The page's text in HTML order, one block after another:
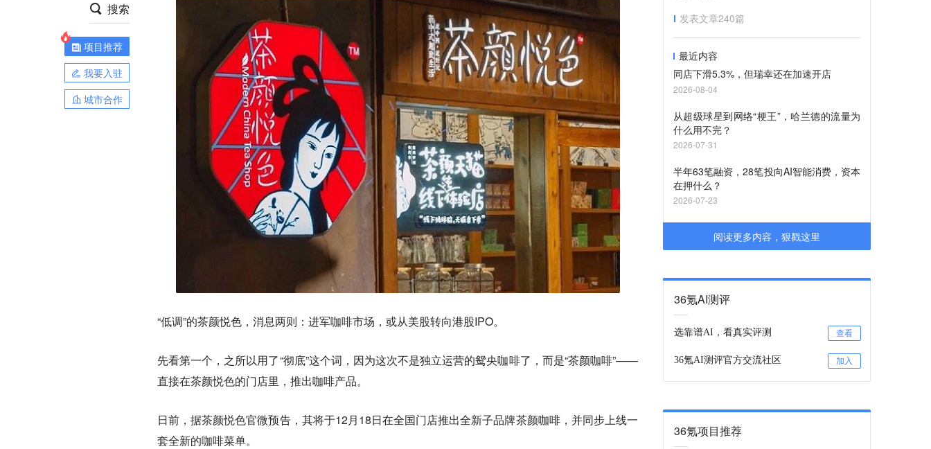
搜索
项目推荐
我要入驻
城市合作
“低调”的茶颜悦色，消息两则：进军咖啡市场，或从美股转向港股IPO。
先看第一个，之所以用了“彻底”这个词，因为这次不是独立运营的鸳央咖啡了，而是“茶颜咖啡”——
直接在茶颜悦色的门店里，推出咖啡产品。
日前，据茶颜悦色官微预告，其将于12月18日在全国门店推出全新子品牌茶颜咖啡，并同步上线一
套全新的咖啡菜单。
发表文章240篇
最近内容
同店下滑5.3%，但瑞幸还在加速开店
2026-08-04
从超级球星到网络“梗王”，哈兰德的流量为
什么用不完？
2026-07-31
半年63笔融资，28笔投向AI智能消费，资本
在押什么？
2026-07-23
阅读更多内容，狠戳这里
36氪AI测评
选靠谱AI，看真实评测 查看
36氪AI测评官方交流社区 加入
36氪项目推荐